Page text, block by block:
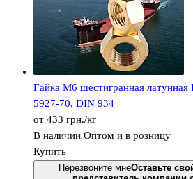
Гайка М6 шестигранная
5927-70, DIN 934
от 433 грн./кг
В наличии Оптом и в розницу
Купить
Перезвоните мнеОставьте